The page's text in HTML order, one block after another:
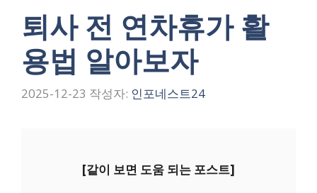
퇴사 전 연차휴가 활
용법 알아보자
2025-12-23 작성자: 인포네스트24
[같이 보면 도움 되는 포스트]